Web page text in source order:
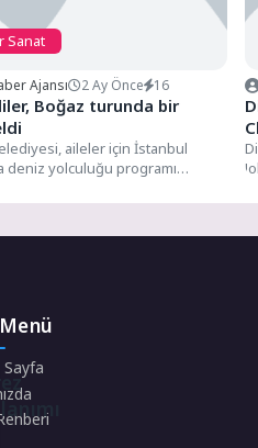
Sanat
Ajansı 2 Ay Önce 16
Boğaz turunda bir
aileler için İstanbul
deniz yolculuğu programı
Menü
Sayfa